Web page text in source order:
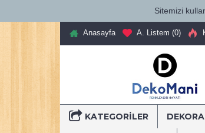
Sitemizi
Anasayfa A. Listem (0)
KATEGORILER